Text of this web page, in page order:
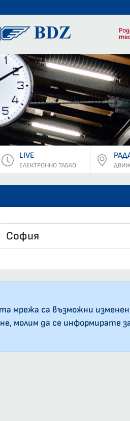
БДЖ -
LIVE
ЕЛЕКТРОННО ТАБЛО
мрежа са възможни
молим да се информирате